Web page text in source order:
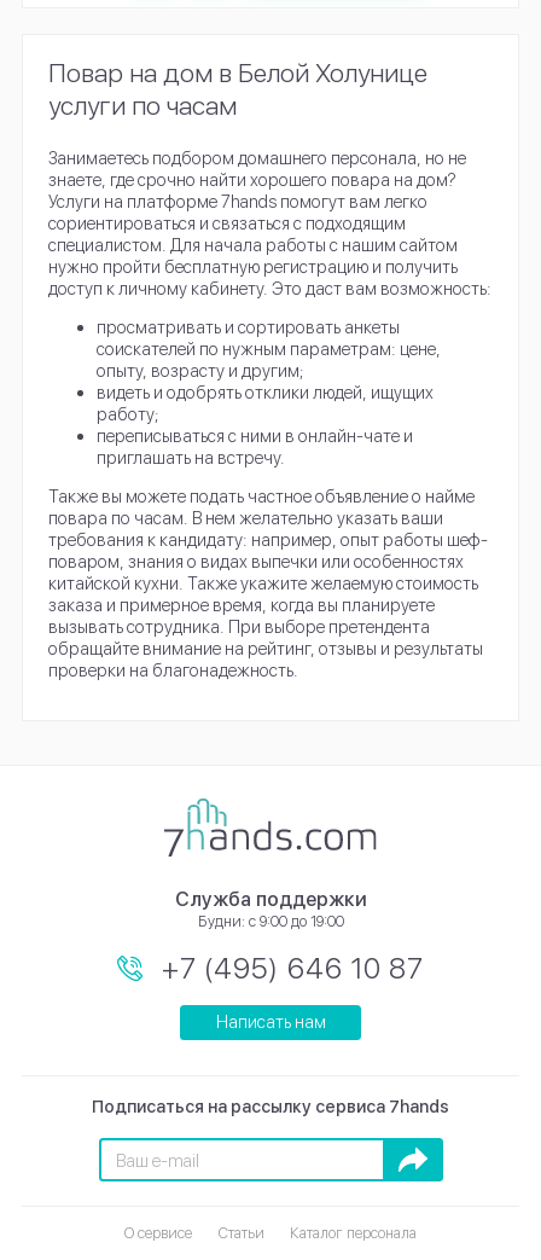
Повар на дом в Белой Холунице
услуги по часам
Занимаетесь подбором домашнего персонала, но не
знаете, где срочно найти хорошего повара на дом?
Услуги на платформе 7hands помогут вам легко
сориентироваться и связаться с подходящим
специалистом. Для начала работы с нашим сайтом
нужно пройти бесплатную регистрацию и получить
доступ к личному кабинету. Это даст вам возможность:
просматривать и сортировать анкеты
соискателей по нужным параметрам: цене,
опыту, возрасту и другим;
видеть и одобрять отклики людей, ищущих
работу;
переписываться с ними в онлайн-чате и
приглашать на встречу.
Также вы можете подать частное объявление о найме
повара по часам. В нем желательно указать ваши
требования к кандидату: например, опыт работы шеф-
поваром, знания о видах выпечки или особенностях
китайской кухни. Также укажите желаемую стоимость
заказа и примерное время, когда вы планируете
вызывать сотрудника. При выборе претендента
обращайте внимание на рейтинг, отзывы и результаты
проверки на благонадежность.
Подписаться на рассылку сервиса 7hands
Подписаться
Служба поддержки
Будни: с 9:00 до 19:00
+7 (495) 646 10 87
Написать нам
О сервисе Статьи Каталог персонала